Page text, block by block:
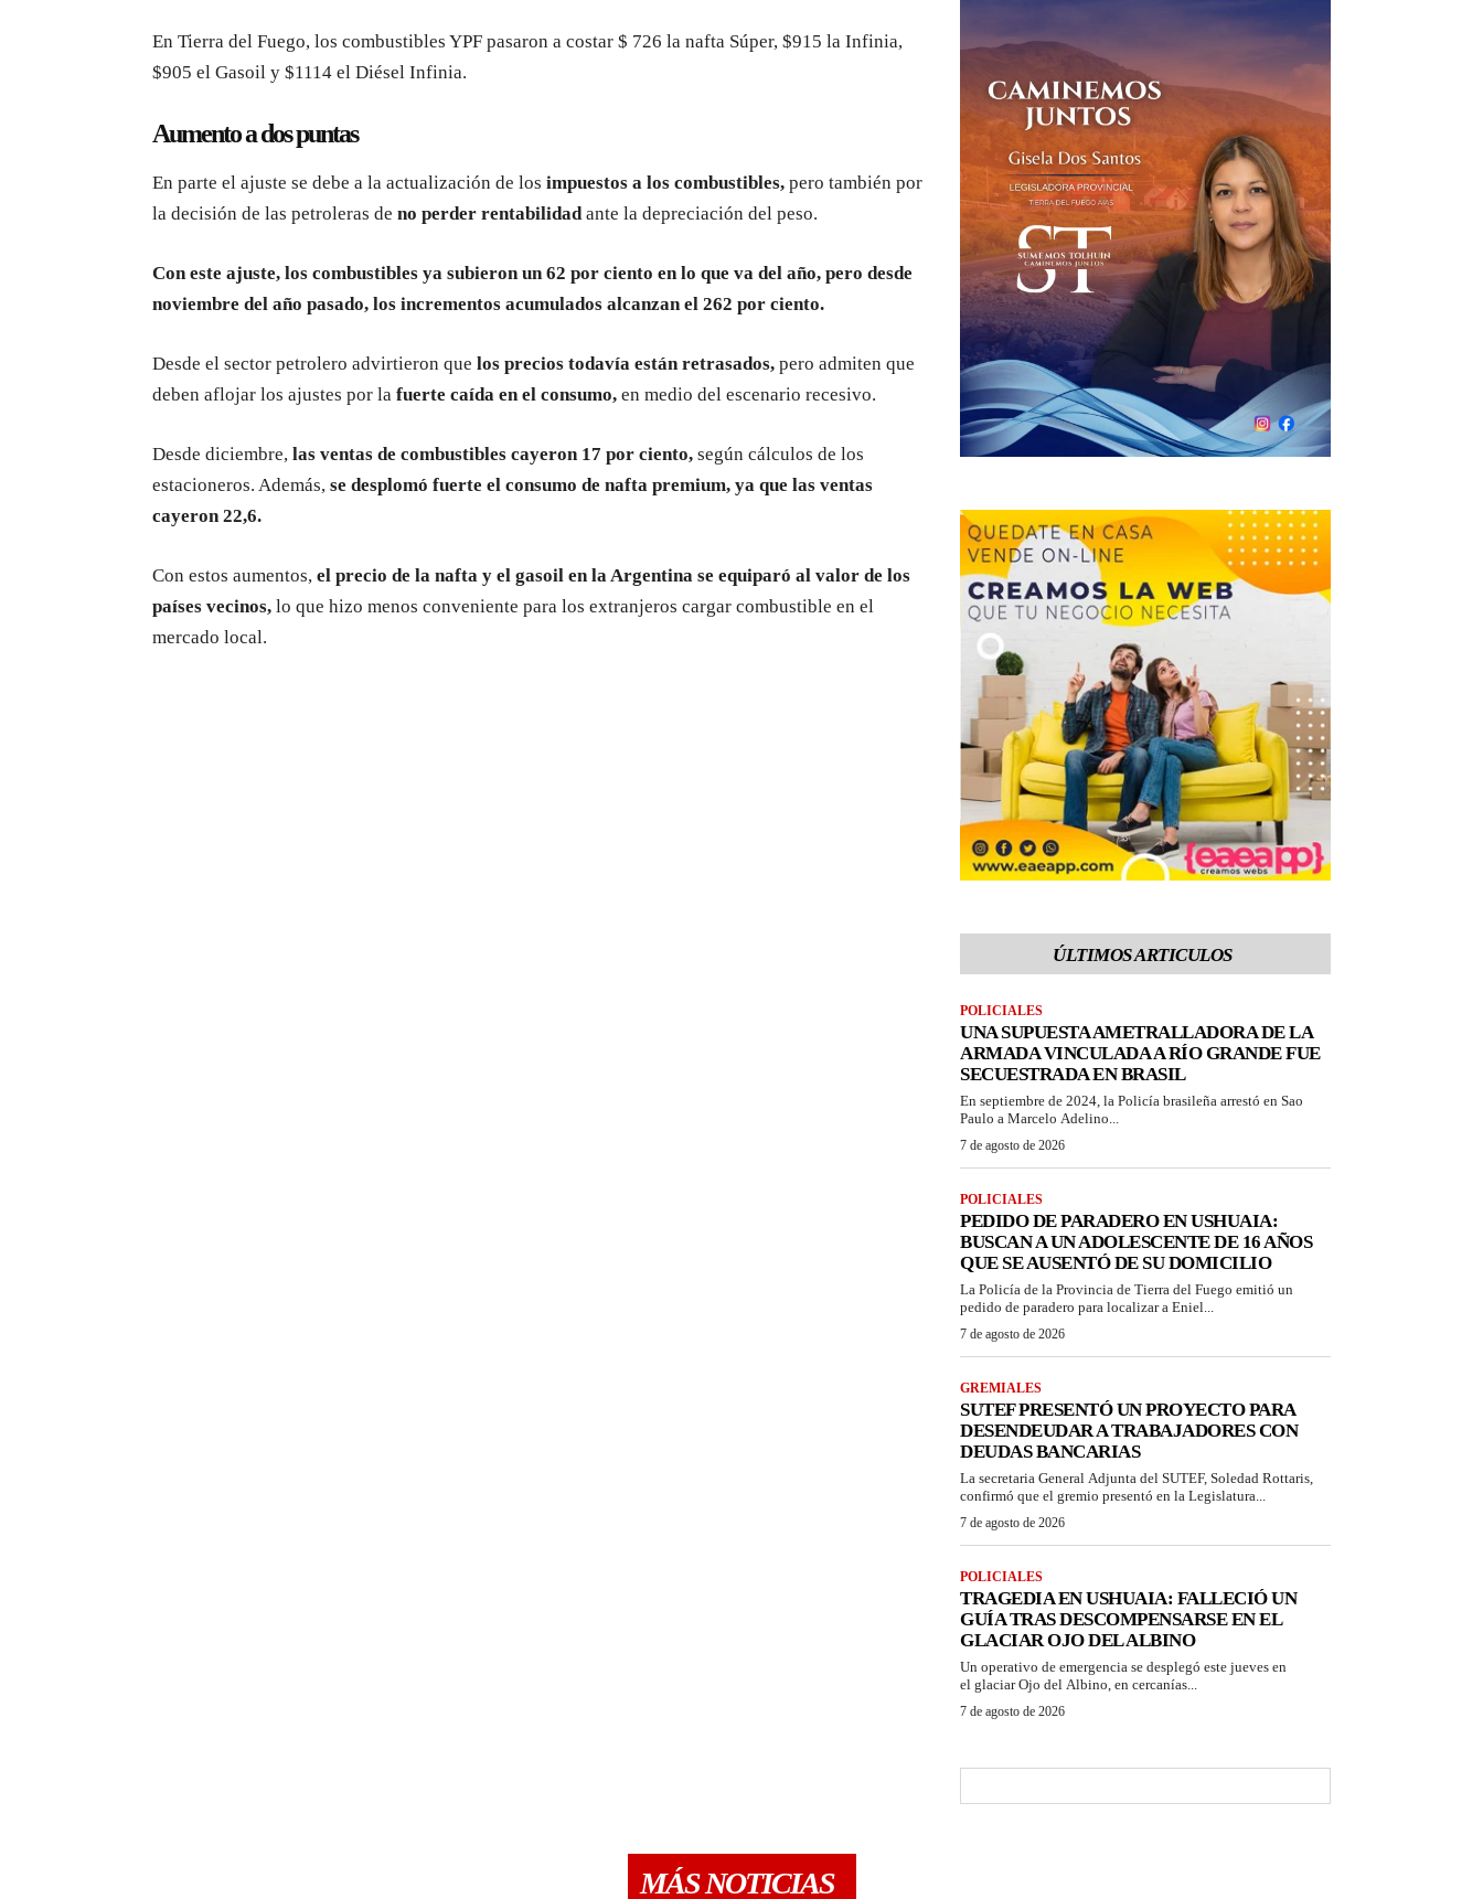
En Tierra del Fuego, los combustibles YPF pasaron a costar $ 726 la nafta Súper, $915 la Infinia,
$905 el Gasoil y $1114 el Diésel Infinia.
Aumento a dos puntas
En parte el ajuste se debe a la actualización de los impuestos a los combustibles, pero también por
la decisión de las petroleras de no perder rentabilidad ante la depreciación del peso.
Con este ajuste, los combustibles ya subieron un 62 por ciento en lo que va del año, pero desde
noviembre del año pasado, los incrementos acumulados alcanzan el 262 por ciento.
Desde el sector petrolero advirtieron que los precios todavía están retrasados, pero admiten que
deben aflojar los ajustes por la fuerte caída en el consumo, en medio del escenario recesivo.
Desde diciembre, las ventas de combustibles cayeron 17 por ciento, según cálculos de los
estacioneros. Además, se desplomó fuerte el consumo de nafta premium, ya que las ventas
cayeron 22,6.
Con estos aumentos, el precio de la nafta y el gasoil en la Argentina se equiparó al valor de los
países vecinos, lo que hizo menos conveniente para los extranjeros cargar combustible en el
mercado local.
ÚLTIMOS ARTICULOS
POLICIALES
UNA SUPUESTA AMETRALLADORA DE LA
ARMADA VINCULADA A RÍO GRANDE FUE
SECUESTRADA EN BRASIL
En septiembre de 2024, la Policía brasileña arrestó en Sao
Paulo a Marcelo Adelino...
7 de agosto de 2026
POLICIALES
PEDIDO DE PARADERO EN USHUAIA:
BUSCAN A UN ADOLESCENTE DE 16 AÑOS
QUE SE AUSENTÓ DE SU DOMICILIO
La Policía de la Provincia de Tierra del Fuego emitió un
pedido de paradero para localizar a Eniel...
7 de agosto de 2026
GREMIALES
SUTEF PRESENTÓ UN PROYECTO PARA
DESENDEUDAR A TRABAJADORES CON
DEUDAS BANCARIAS
La secretaria General Adjunta del SUTEF, Soledad Rottaris,
confirmó que el gremio presentó en la Legislatura...
7 de agosto de 2026
POLICIALES
TRAGEDIA EN USHUAIA: FALLECIÓ UN
GUÍA TRAS DESCOMPENSARSE EN EL
GLACIAR OJO DEL ALBINO
Un operativo de emergencia se desplegó este jueves en
el glaciar Ojo del Albino, en cercanías...
7 de agosto de 2026
MÁS NOTICIAS